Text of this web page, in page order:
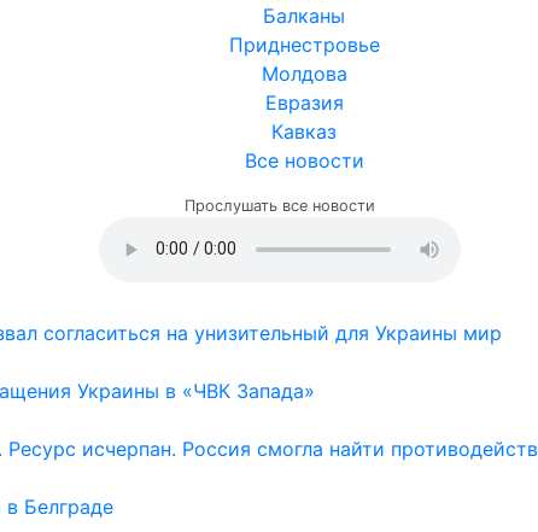
Балканы
Приднестровье
Молдова
Евразия
Кавказ
Все новости
Прослушать все новости
согласиться на унизительный для Украины мир
Украины в «ЧВК Запада»
исчерпан. Россия смогла найти
Белграде